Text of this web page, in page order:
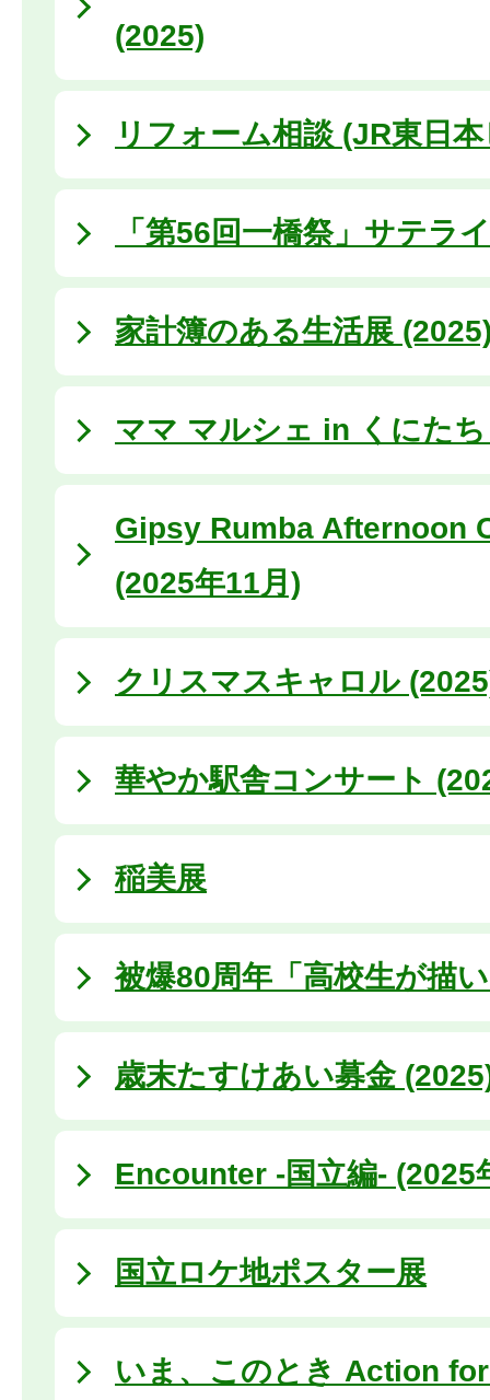
(2025)
リフォーム相談 (JR東日
「第56回一橋祭」サテラ
家計簿のある生活展
ママ マルシェ in くにた
Gipsy Rumba Afternoon
(2025年11月)
クリスマスキャロル
華やか駅舎コンサート
稲美展
被爆80周年「高校生が描
歳末たすけあい募金
Encounter -国立編- (2025
国立ロケ地ポスター展
いま、このとき Action